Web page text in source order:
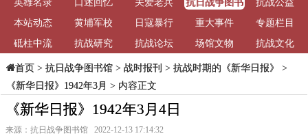
馆
本站动态
黄埔军校 日寇暴行 重大事件
专题栏目
砥柱中流
抗战研究 抗战论坛 场馆文物 抗战文化
首页> 抗日战争图书馆> 战时报刊 > 抗战时期的《新华日报》
>
《新华日报》1942年3月 > 内容正文
《新华日报》1942年3月4日
来源：抗日战争图书馆 2022-12-13 17:14:32